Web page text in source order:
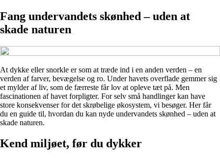
Fang undervandets skønhed – uden at
skade naturen
At dykke eller snorkle er som at træde ind i en anden verden – en
verden af farver, bevægelse og ro. Under havets overflade gemmer sig
et mylder af liv, som de færreste får lov at opleve tæt på. Men
fascinationen af havet forpligter. For selv små handlinger kan have
store konsekvenser for det skrøbelige økosystem, vi besøger. Her får
du en guide til, hvordan du kan nyde undervandets skønhed – uden at
skade naturen.
Kend miljøet, før du dykker